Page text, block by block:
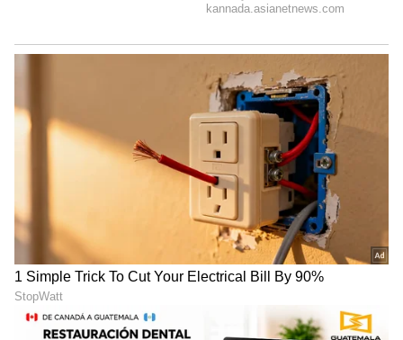
Image Credit :Asianet News